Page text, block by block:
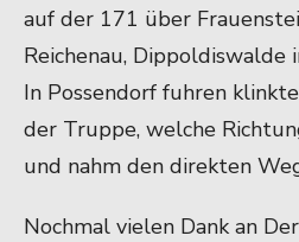
auf der 171 über
Reichenau, Dippoldiswalde
In Possendorf fuhren
der Truppe, welche
und nahm den direkten
Nochmal vielen Dank an